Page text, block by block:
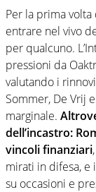
Per la prima
entrare nel vivo
per qualcuno.
pressioni da
valutando i
Sommer, De Vrij
marginale.
dell’incastro:
vincoli finanziari
mirati in difesa, e
su occasioni e